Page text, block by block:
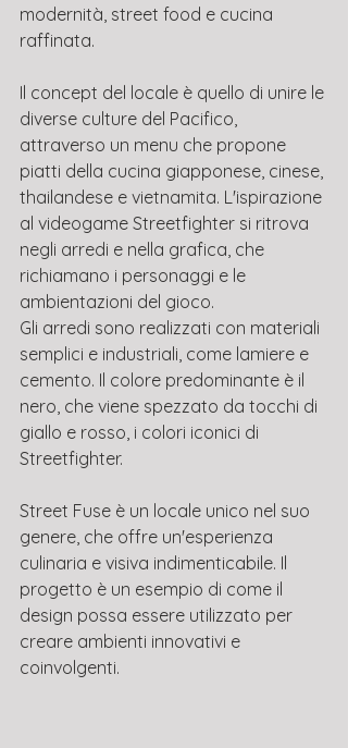
modernità, street food e cucina
raffinata.
Il concept del locale è quello di unire le
diverse culture del Pacifico,
attraverso un menu che propone
piatti della cucina giapponese, cinese,
thailandese e vietnamita. L'ispirazione
al videogame Streetfighter si ritrova
negli arredi e nella grafica, che
richiamano i personaggi e le
ambientazioni del gioco.
Gli arredi sono realizzati con materiali
semplici e industriali, come lamiere e
cemento. Il colore predominante è il
nero, che viene spezzato da tocchi di
giallo e rosso, i colori iconici di
Streetfighter.
Street Fuse è un locale unico nel suo
genere, che offre un'esperienza
culinaria e visiva indimenticabile. Il
progetto è un esempio di come il
design possa essere utilizzato per
creare ambienti innovativi e
coinvolgenti.